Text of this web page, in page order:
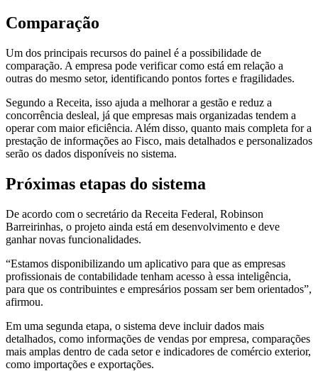
Comparação
Um dos principais recursos do painel é a possibilidade de
comparação. A empresa pode verificar como está em relação a
outras do mesmo setor, identificando pontos fortes e fragilidades.
Segundo a Receita, isso ajuda a melhorar a gestão e reduz a
concorrência desleal, já que empresas mais organizadas tendem a
operar com maior eficiência. Além disso, quanto mais completa for a
prestação de informações ao Fisco, mais detalhados e personalizados
serão os dados disponíveis no sistema.
Próximas etapas do sistema
De acordo com o secretário da Receita Federal, Robinson
Barreirinhas, o projeto ainda está em desenvolvimento e deve
ganhar novas funcionalidades.
“Estamos disponibilizando um aplicativo para que as empresas
profissionais de contabilidade tenham acesso à essa inteligência,
para que os contribuintes e empresários possam ser bem orientados”,
afirmou.
Em uma segunda etapa, o sistema deve incluir dados mais
detalhados, como informações de vendas por empresa, comparações
mais amplas dentro de cada setor e indicadores de comércio exterior,
como importações e exportações.